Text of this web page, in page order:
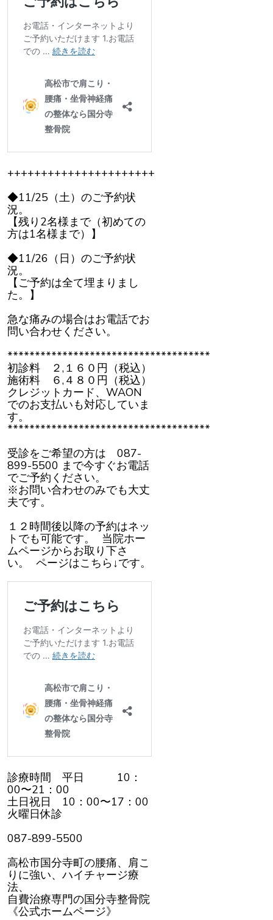
++++++++++++++++++++++
◆11/25（土）のご予約状
況。
【残り2名様まで（初めての
方は1名様まで）】
◆11/26（日）のご予約状
況。
【ご予約は全て埋まりまし
た。】
急な痛みの場合はお電話でお
問い合わせください。
*************************************
初診料 ２,１６０円（税込）
施術料 ６,４８０円（税込）
クレジットカード、WAON
でのお支払いも対応していま
す。
*************************************
受診をご希望の方は 087-
899-5500 まで今すぐお電話
でご予約ください。
※お問い合わせのみでも大丈
夫です。
１２時間後以降の予約はネッ
トでも可能です。 当院ホー
ムページからお取り下さ
い。 ページはこちら↓です。
診療時間 平日 10：
00〜21：00
土日祝日 10：00〜17：00
火曜日休診
087-899-5500
高松市国分寺町の腰痛、肩こ
りに強い、ハイチャージ療
法、
自費治療専門の国分寺整骨院
《公式ホームページ》